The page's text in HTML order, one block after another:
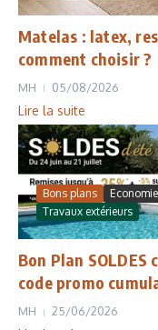
Matelas : latex,
comment choisir ?
MH 05/08/2026
Lire la suite
Bons plans Economie
Travaux extérieurs
Bon Plan SOLDES
code promo
MH 25/06/2026